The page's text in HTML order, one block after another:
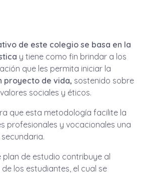
de este colegio se basa en la
y tiene como fin brindar a los
que les permita iniciar la
proyecto de vida, sostenido sobre
sociales y éticos.
que esta metodología facilite la
profesionales y vocacionales una
plan de estudio contribuye al
los estudiantes, el cual se